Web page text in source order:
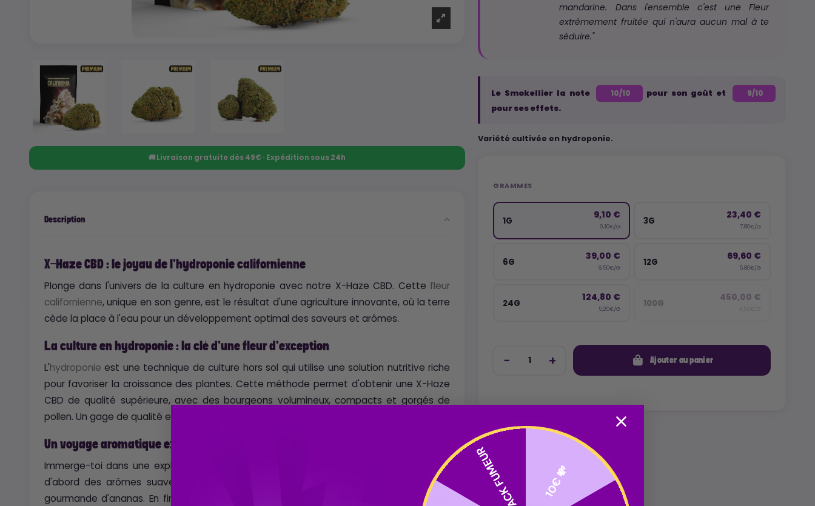
🚚 Livraison gratuite dès 49€ · Expédition sous 24h
Description
X-Haze CBD : le joyau de l'hydroponie californienne
Plonge dans l'univers de la culture en hydroponie avec notre X-Haze CBD. Cette fleur
californienne, unique en son genre, est le résultat d'une agriculture innovante, où la terre
cède la place à l'eau pour un développement optimal des saveurs et arômes.
La culture en hydroponie : la clé d'une fleur d'exception
L'hydroponie est une technique de culture hors sol qui utilise une solution nutritive riche
pour favoriser la croissance des plantes. Cette méthode permet d'obtenir une X-Haze
CBD de qualité supérieure, avec des bourgeons volumineux, compacts et gorgés de
pollen. Un gage de qualité et de pureté pour une infusion savoureuse.
Un voyage aromatique exotique
Immerge-toi dans une explosion de saveurs avec la X-Haze CBD. Cette fleur dévoile
d'abord des arômes suaves de mangue, pour ensuite te surprendre par sa touche
gourmande d'ananas. En fin de dégustation, une pointe acidulée de mandarine saura
mandarine. Dans l'ensemble c'est une Fleur
extrêmement fruitée qui n'aura aucun mal à te
séduire."
Le Smokellier la note 10/10 pour son goût et 9/10
pour ses effets.
Variété cultivée en hydroponie.
GRAMMES
1G 9,10 €
9,10€/G 3G 23,40 €
7,80€/G
6G 39,00 €
6,50€/G 12G 69,60 €
5,80€/G
24G 124,80 €
5,20€/G 100G 450,00 €
Ajouter au panier
10€ 💸
PACK FUMEUR